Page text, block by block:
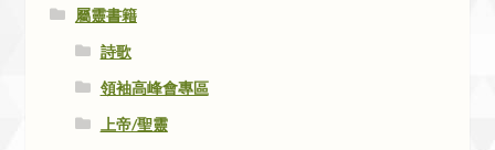
屬靈書籍
詩歌
領袖高峰會專區
上帝/聖靈